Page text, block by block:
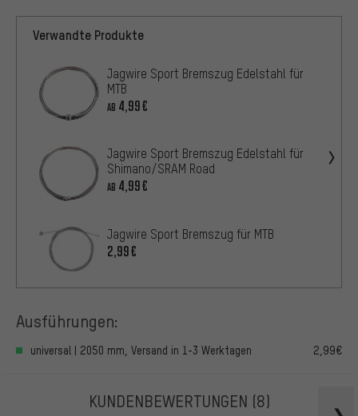
Verwandte Produkte
Jagwire Sport Bremszug Edelstahl für
MTB
AB 4,99€
Jagwire Sport Bremszug Edelstahl für
Shimano/SRAM Road
AB 4,99€
Jagwire Sport Bremszug für MTB
2,99€
Ausführungen:
universal | 2050 mm, Versand in 1-3 Werktagen 2,99€
KUNDENBEWERTUNGEN (8)